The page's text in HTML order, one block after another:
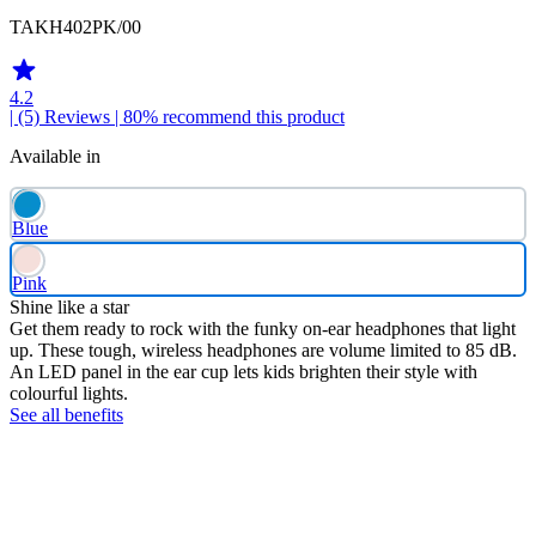
TAKH402PK/00
4.2
| (5) Reviews | 80% recommend this product
Available in
Blue
Pink
Shine like a star
Get them ready to rock with the funky on-ear headphones that light
up. These tough, wireless headphones are volume limited to 85 dB.
An LED panel in the ear cup lets kids brighten their style with
colourful lights.
See all benefits